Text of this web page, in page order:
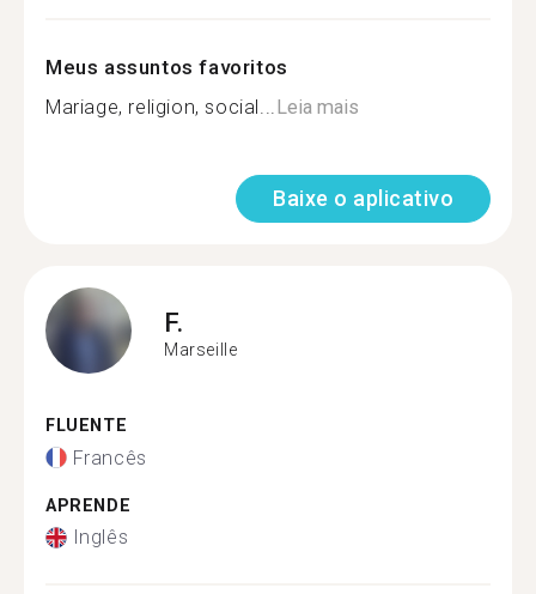
Meus assuntos favoritos
Mariage, religion, social...Leia mais
Baixe o aplicativo
F.
Marseille
FLUENTE
Francês
APRENDE
Inglês